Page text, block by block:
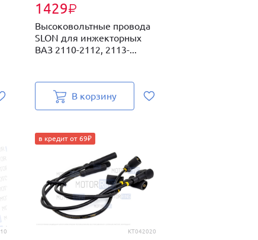
1429₽
Высоковольтные провода
SLON для инжекторных
ВАЗ 2110-2112, 2113-...
В корзину
KT042020
в кредит от 69₽